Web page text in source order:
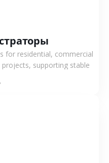
for residential, commercial
supporting stable